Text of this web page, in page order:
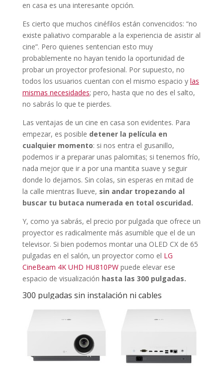
en casa es una interesante opción.
Es cierto que muchos cinéfilos están convencidos: “no
existe paliativo comparable a la experiencia de asistir al
cine”. Pero quienes sentencian esto muy
probablemente no hayan tenido la oportunidad de
probar un proyector profesional. Por supuesto, no
todos los usuarios cuentan con el mismo espacio y las
mismas necesidades; pero, hasta que no des el salto,
no sabrás lo que te pierdes.
Las ventajas de un cine en casa son evidentes. Para
empezar, es posible detener la película en
cualquier momento: si nos entra el gusanillo,
podemos ir a preparar unas palomitas; si tenemos frío,
nada mejor que ir a por una mantita suave y seguir
donde lo dejamos. Sin colas, sin esperas en mitad de
la calle mientras llueve, sin andar tropezando al
buscar tu butaca numerada en total oscuridad.
Y, como ya sabrás, el precio por pulgada que ofrece un
proyector es radicalmente más asumible que el de un
televisor. Si bien podemos montar una OLED CX de 65
pulgadas en el salón, un proyector como el LG
CineBeam 4K UHD HU810PWpuede elevar ese
espacio de visualización hasta las 300 pulgadas.
300 pulgadas sin instalación ni cables